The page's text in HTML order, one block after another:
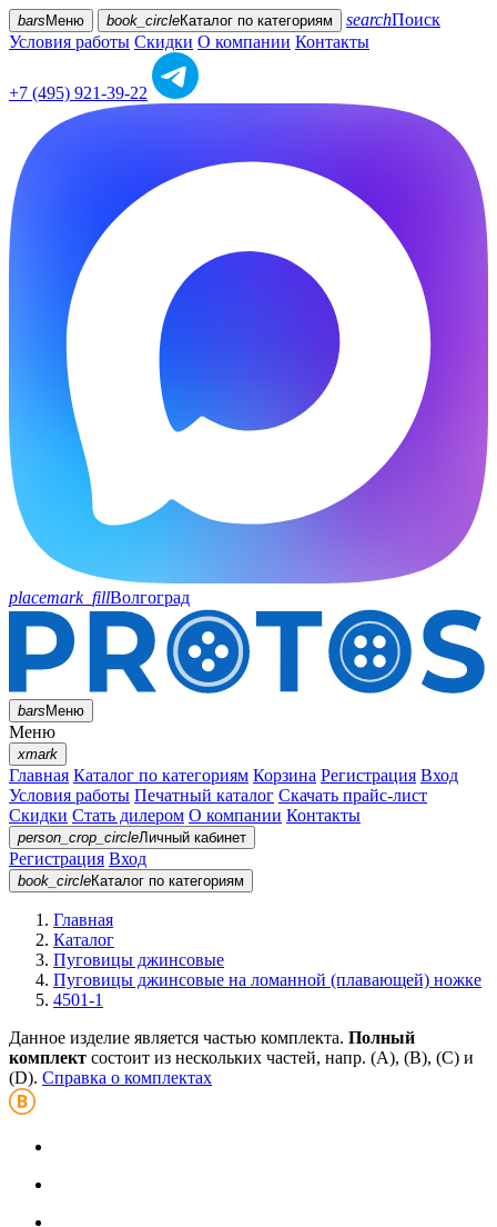
bars Меню book_circleКаталог по категориям searchПоиск
Условия работы Скидки О компании Контакты
+7 (495) 921-39-22
placemark_fillВолгоград
barsМеню
Меню
xmark
Главная Каталог по категориям Корзина Регистрация Вход
Условия работы Печатный каталог Скачать прайс-лист
Скидки Стать дилером О компании Контакты
person_crop_circleЛичный кабинет
Регистрация Вход
book_circleКаталог по категориям
Главная
Каталог
Пуговицы джинсовые
Пуговицы джинсовые на ломанной (плавающей) ножке
4501-1
Данное изделие является частью комплекта. Полный
комплект состоит из нескольких частей, напр. (А), (B), (С) и
(D). Справка о комплектах